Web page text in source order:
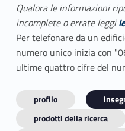
Qualora le informazioni
incomplete o errate leggi
Per telefonare da un
numero unico inizia con
ultime quattro cifre del
profilo
prodotti della ricerca